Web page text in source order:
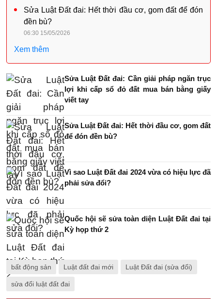
Sửa Luật Đất đai: Hết thời đầu cơ, gom đất để đón
đền bù?
06:30 15/05/2026
Xem thêm
Sửa Luật Đất đai: Cần giải pháp ngăn trục
lợi khi cấp sổ đỏ đất mua bán bằng giấy
viết tay
Sửa Luật Đất đai: Hết thời đầu cơ, gom đất
để đón đền bù?
Vì sao Luật Đất đai 2024 vừa có hiệu lực đã
phải sửa đổi?
Quốc hội sẽ sửa toàn diện Luật Đất đai tại
Kỳ họp thứ 2
bất động sản Luật đất đai mới Luật Đất đai (sửa đổi)
sửa đổi luật đất đai